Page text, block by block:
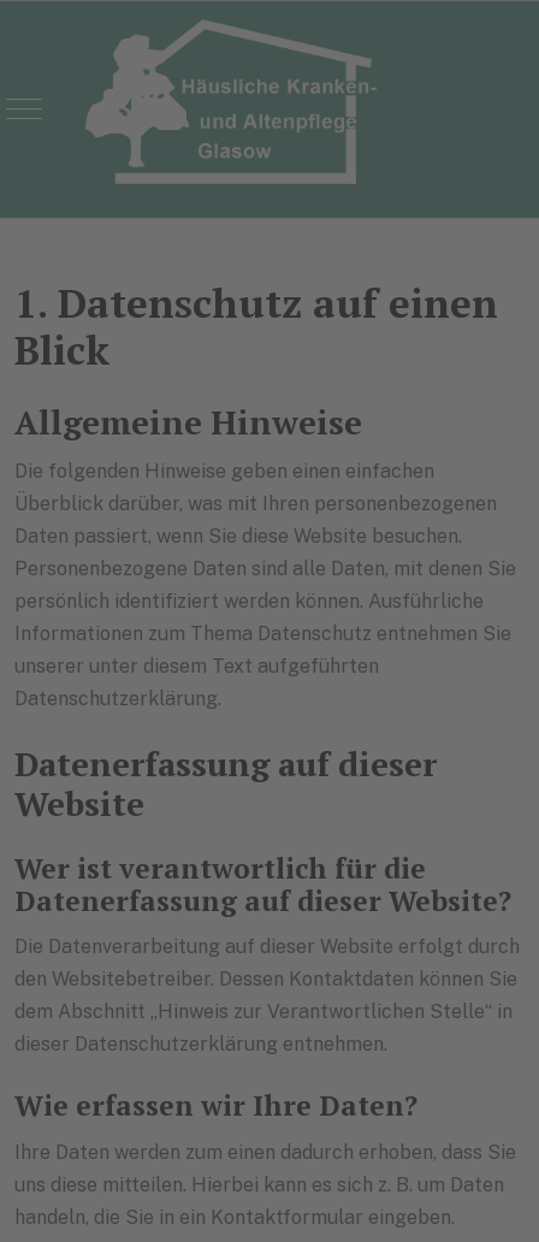
Mobile Menu Toggle
1. Datenschutz auf einen
Blick
Allgemeine Hinweise
Die folgenden Hinweise geben einen einfachen
Überblick darüber, was mit Ihren personenbezogenen
Daten passiert, wenn Sie diese Website besuchen.
Personenbezogene Daten sind alle Daten, mit denen Sie
persönlich identifiziert werden können. Ausführliche
Informationen zum Thema Datenschutz entnehmen Sie
unserer unter diesem Text aufgeführten
Datenschutzerklärung.
Datenerfassung auf dieser
Website
Wer ist verantwortlich für die
Datenerfassung auf dieser Website?
Die Datenverarbeitung auf dieser Website erfolgt durch
den Websitebetreiber. Dessen Kontaktdaten können Sie
dem Abschnitt „Hinweis zur Verantwortlichen Stelle“ in
dieser Datenschutzerklärung entnehmen.
Wie erfassen wir Ihre Daten?
Ihre Daten werden zum einen dadurch erhoben, dass Sie
uns diese mitteilen. Hierbei kann es sich z. B. um Daten
handeln, die Sie in ein Kontaktformular eingeben.